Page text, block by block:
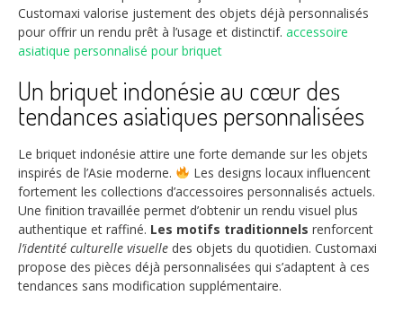
Customaxi valorise justement des objets déjà personnalisés
pour offrir un rendu prêt à l’usage et distinctif. accessoire
asiatique personnalisé pour briquet
Un briquet indonésie au cœur des
tendances asiatiques personnalisées
Le briquet indonésie attire une forte demande sur les objets
inspirés de l’Asie moderne.
Les designs locaux influencent
fortement les collections d’accessoires personnalisés actuels.
Une finition travaillée permet d’obtenir un rendu visuel plus
authentique et raffiné. Les motifs traditionnels renforcent
l’identité culturelle visuelle des objets du quotidien. Customaxi
propose des pièces déjà personnalisées qui s’adaptent à ces
tendances sans modification supplémentaire.